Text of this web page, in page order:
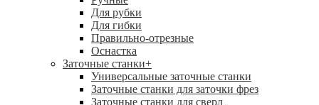
Для рубки
Для гибки
Правильно-отрезные
Оснастка
Заточные станки+
Универсальные заточные станки
Заточные станки для заточки фрез
Заточные станки для сверл